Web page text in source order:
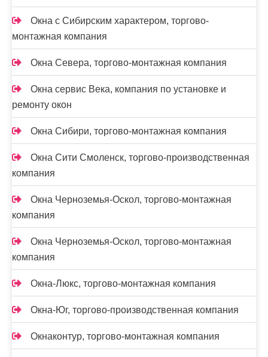
Окна с Сибирским характером, торгово-
монтажная компания
Окна Севера, торгово-монтажная компания
Окна сервис Века, компания по установке и
ремонту окон
Окна Сибири, торгово-монтажная компания
Окна Сити Смоленск, торгово-производственная
компания
Окна Черноземья-Оскол, торгово-монтажная
компания
Окна Черноземья-Оскол, торгово-монтажная
компания
Окна-Люкс, торгово-монтажная компания
Окна-Юг, торгово-производственная компания
Окнаконтур, торгово-монтажная компания